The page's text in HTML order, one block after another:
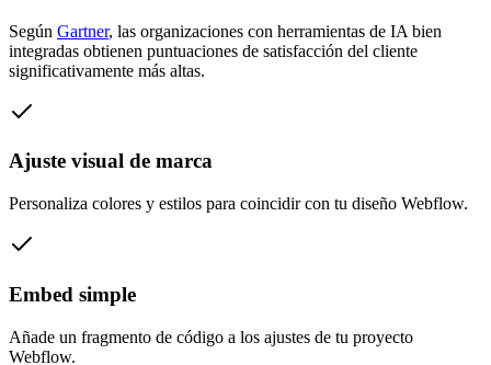
Según Gartner, las organizaciones con herramientas de IA bien
integradas obtienen puntuaciones de satisfacción del cliente
significativamente más altas.
Ajuste visual de marca
Personaliza colores y estilos para coincidir con tu diseño Webflow.
Embed simple
Añade un fragmento de código a los ajustes de tu proyecto
Webflow.